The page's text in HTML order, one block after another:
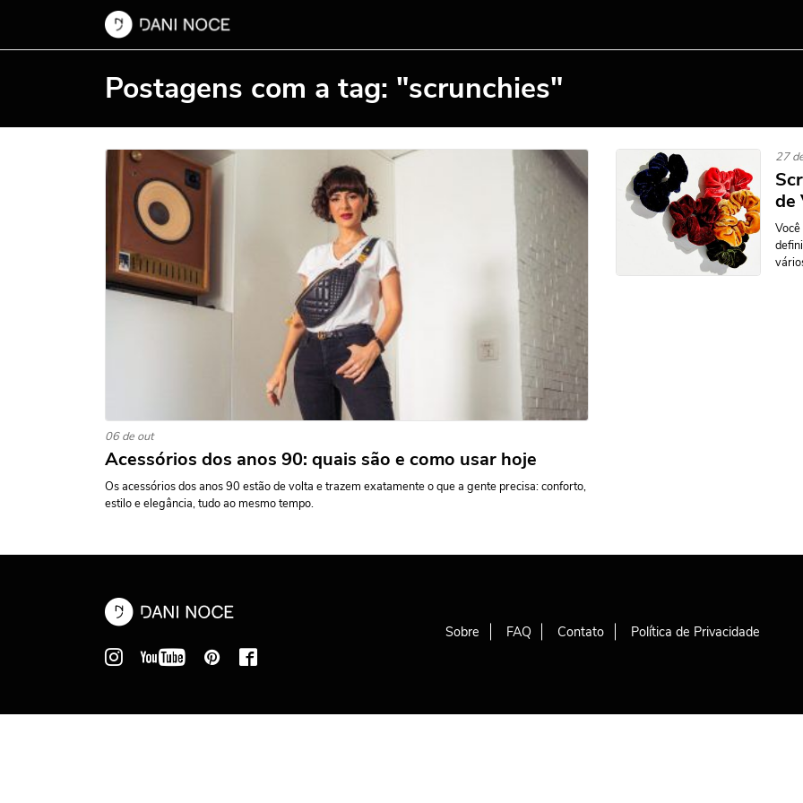
Postagens com a tag: "scrunchies"
06 de out
Acessórios dos anos 90: quais são e como usar hoje
Os acessórios dos anos 90 estão de volta e trazem exatamente o que a gente precisa: conforto,
estilo e elegância, tudo ao mesmo tempo.
27
de
Sobre FAQ Contato Política de Privacidade